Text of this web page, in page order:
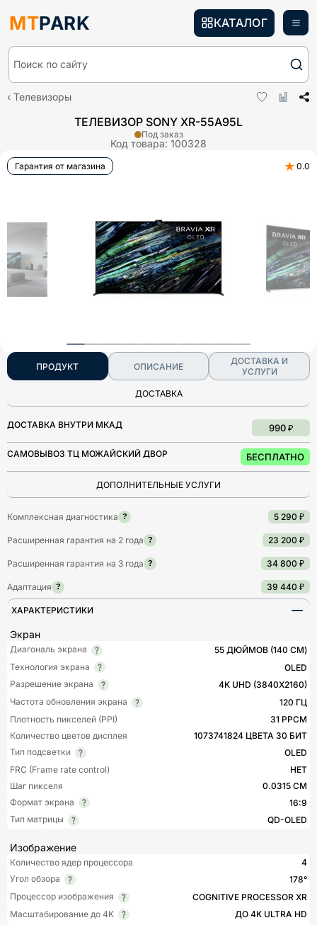
MTPARK
Поиск по сайту
КАТАЛОГ
Телевизоры
ТЕЛЕВИЗОР SONY XR-55A95L
Код товара: 100328
Под заказ
Гарантия от магазина ★ 0.0
ПРОДУКТ ОПИСАНИЕ
ДОСТАВКА И
УСЛУГИ
ДОСТАВКА
ДОСТАВКА ВНУТРИ МКАД 990 ₽
САМОВЫВОЗ ТЦ МОЖАЙСКИЙ ДВОР БЕСПЛАТНО
ДОПОЛНИТЕЛЬНЫЕ УСЛУГИ
Комплексная диагностика ? 5 290 ₽
Расширенная гарантия на 2 года ? 23 200 ₽
Расширенная гарантия на 3 года ? 34 800 ₽
Адаптация ? 39 440 ₽
ХАРАКТЕРИСТИКИ
Экран
Диагональ экрана
55 ДЮЙМОВ (140 СМ)
Технология экрана
OLED
Разрешение экрана
4K UHD (3840X2160)
Частота обновления экрана
120 ГЦ
Плотность пикселей (PPI)
31 PPCM
Количество цветов дисплея
1073741824 ЦВЕТА 30 БИТ
Тип подсветки
OLED
FRC (Frame rate control)
НЕТ
Шаг пикселя
0.0315 СМ
Формат экрана
16:9
Тип матрицы
QD-OLED
Изображение
Количество ядер процессора
4
Угол обзора
178°
Процессор изображения
COGNITIVE PROCESSOR XR
Масштабирование до 4K
ДО 4K ULTRA HD